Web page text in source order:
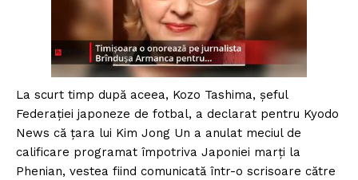
La scurt timp după aceea, Kozo Tashima, șeful
Federației japoneze de fotbal, a declarat pentru Kyodo
News că țara lui Kim Jong Un a anulat meciul de
calificare programat împotriva Japoniei marți la
Phenian, vestea fiind comunicată într-o scrisoare către